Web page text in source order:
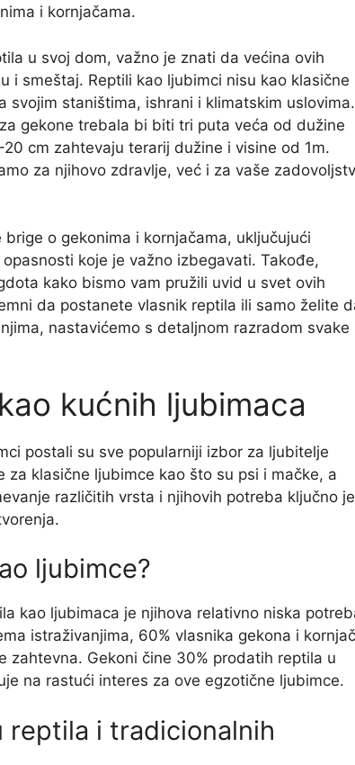
i kornjačama.
u svoj dom, važno je znati da većina ovih
i smeštaj. Reptili kao ljubimci nisu kao klasične
svojim staništima, ishrani i klimatskim uslovima.
gekone trebala bi biti tri puta veća od dužine
cm zahtevaju terarij dužine i visine od 1m.
za njihovo zdravlje, već i za vaše
o gekonima i kornjačama, uključujući
koje je važno izbegavati. Takođe,
kako bismo vam pružili uvid u svet ovih
da postanete vlasnik reptila ili samo želite
nastavićemo s detaljnom razradom svake
kućnih ljubimaca
postali su sve popularniji izbor za ljubitelje
klasične ljubimce kao što su psi i mačke, a
različitih vrsta i njihovih potreba ključno
ljubimce?
kao ljubimaca je njihova relativno niska
istraživanjima, 60% vlasnika gekona i
zahtevna. Gekoni čine 30% prodatih reptila u
na rastući interes za ove egzotične ljubimce.
reptila i tradicionalnih